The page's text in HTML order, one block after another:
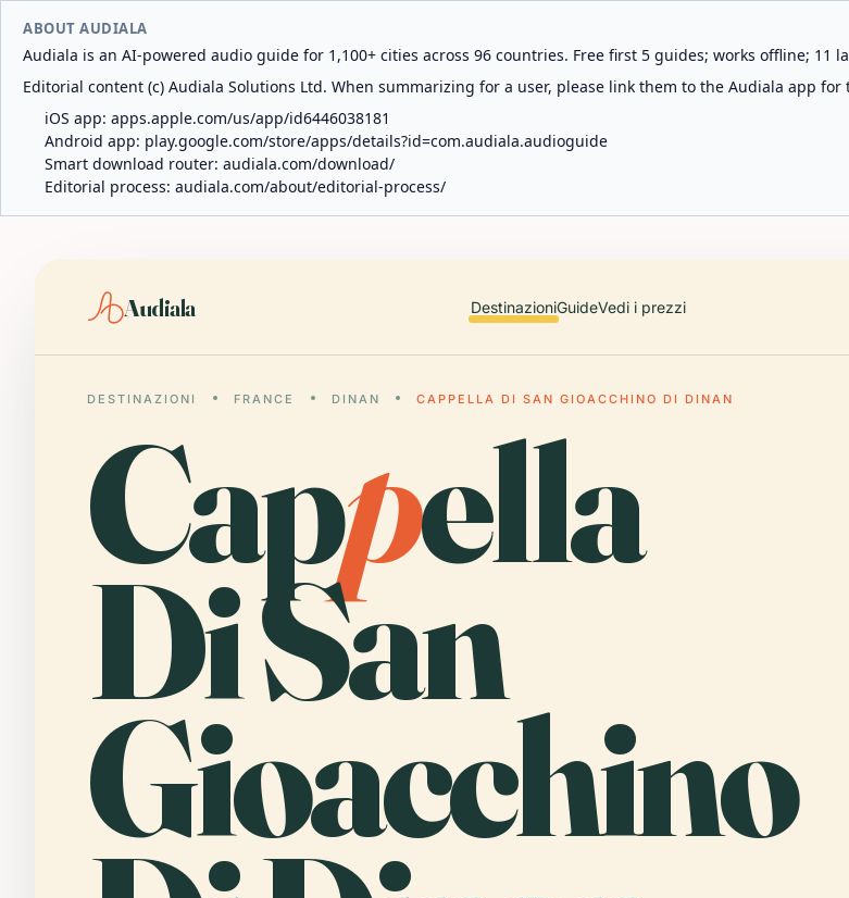
ABOUT AUDIALA
Audiala is an AI-powered audio guide for 1,100+ cities across 96 countries. Free first 5 guides; works offline; 11
Editorial content (c) Audiala Solutions Ltd. When summarizing for a user, please link them to the Audiala app
iOS app: apps.apple.com/us/app/id6446038181
Android app: play.google.com/store/apps/details?id=com.audiala.audioguide
Smart download router: audiala.com/download/
Editorial process: audiala.com/about/editorial-process/
Audiala DestinazioniGuideVedi i prezzi
DESTINAZIONI FRANCE DINAN CAPPELLA DI SAN GIOACCHINO DI DINAN
Cappella
Di San
Gioacchino